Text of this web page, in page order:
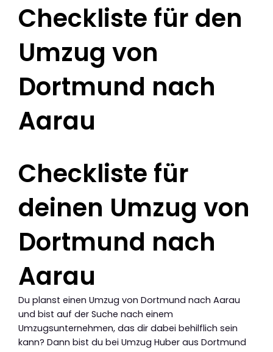
Checkliste für den
Umzug von
Dortmund nach
Aarau
Checkliste für
deinen Umzug von
Dortmund nach
Aarau
Du planst einen Umzug von Dortmund nach Aarau
und bist auf der Suche nach einem
Umzugsunternehmen, das dir dabei behilflich sein
kann? Dann bist du bei Umzug Huber aus Dortmund